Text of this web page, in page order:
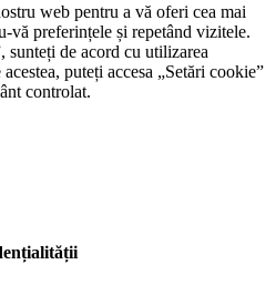
web pentru a vă oferi cea mai
vă preferințele și repetând vizitele.
sunteți de acord cu utilizarea
puteți accesa „Setări cookie”
controlat.